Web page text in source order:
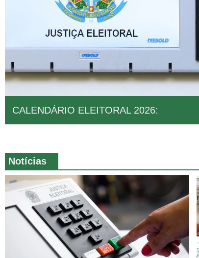
CALENDÁRIO ELEITORAL 2026:
Notícias